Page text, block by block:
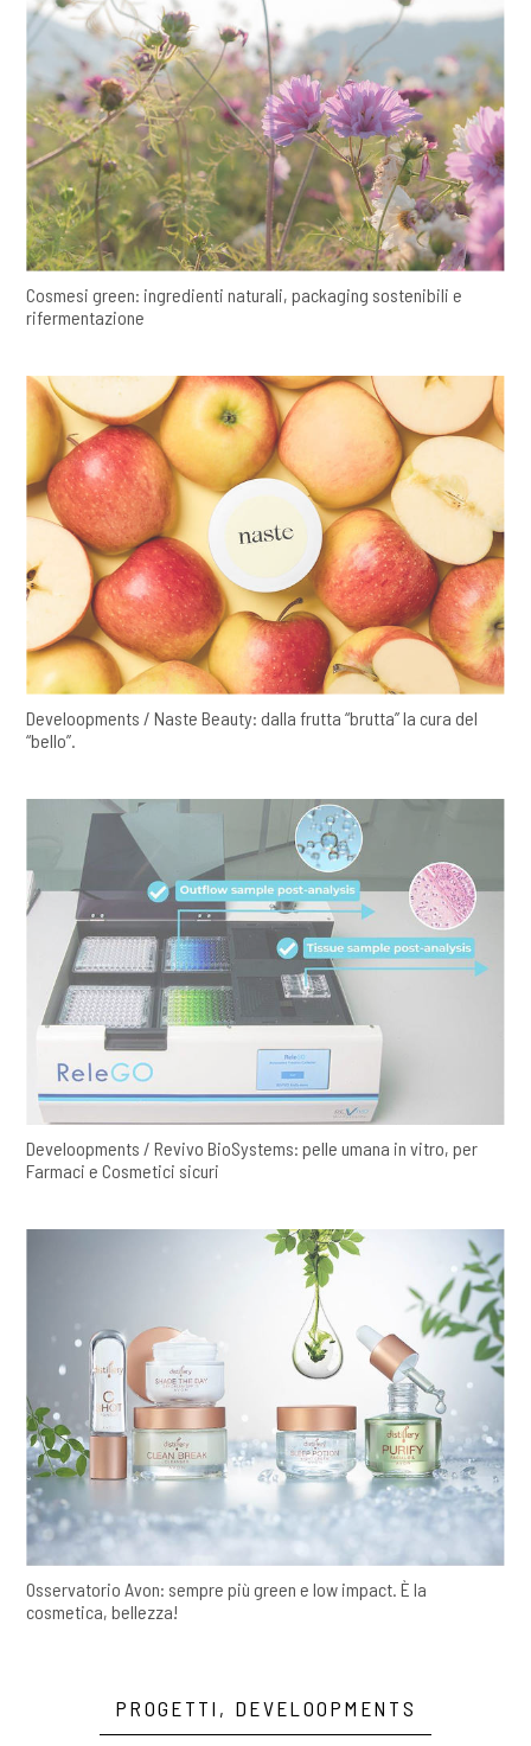
Cosmesi green: ingredienti naturali, packaging sostenibili e
rifermentazione
Develoopments / Naste Beauty: dalla frutta “brutta” la cura del
“bello”.
Develoopments / Revivo BioSystems: pelle umana in vitro, per
Farmaci e Cosmetici sicuri
Osservatorio Avon: sempre più green e low impact. È la
cosmetica, bellezza!
PROGETTI, DEVELOOPMENTS